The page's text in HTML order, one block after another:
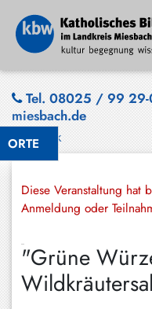
ORTE
Tel. 08025 / 99
miesbach.de
Zurück
Diese Veranstaltung hat
Anmeldung oder
"Grüne
Bad
Wiessee
Bayrischzell
Elbach
Großhartpenning